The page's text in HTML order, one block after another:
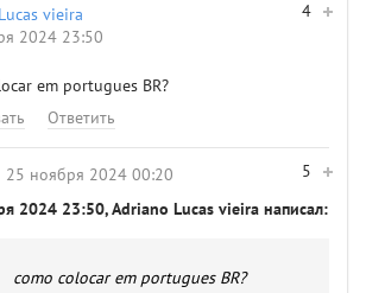
4
vieira
2024 23:50
em portugues BR?
Ответить
5
25 ноября 2024 00:20
2024 23:50, Adriano Lucas vieira написал:
como colocar em portugues BR?